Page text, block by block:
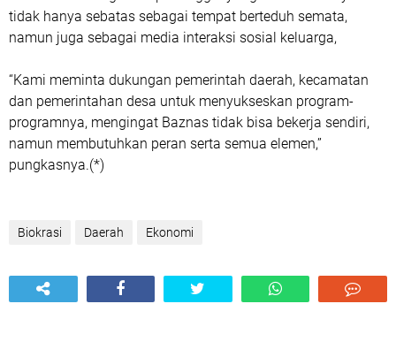
tidak hanya sebatas sebagai tempat berteduh semata,
namun juga sebagai media interaksi sosial keluarga,
“Kami meminta dukungan pemerintah daerah, kecamatan
dan pemerintahan desa untuk menyukseskan program-
programnya, mengingat Baznas tidak bisa bekerja sendiri,
namun membutuhkan peran serta semua elemen,”
pungkasnya.(*)
Biokrasi Daerah Ekonomi